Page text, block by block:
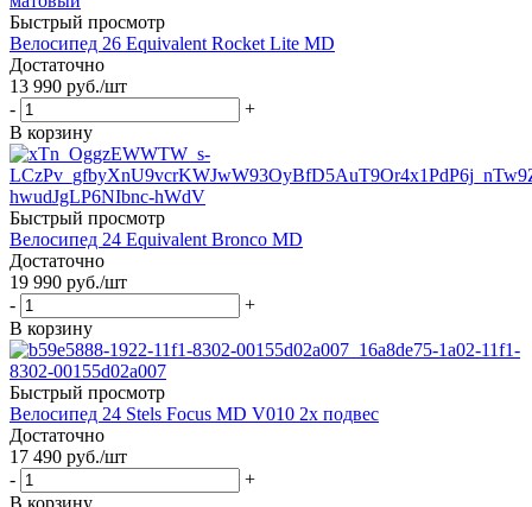
Быстрый просмотр
Велосипед 26 Equivalent Rocket Lite MD
Достаточно
13 990 руб./шт
-
+
В корзину
Быстрый просмотр
Велосипед 24 Equivalent Bronco MD
Достаточно
19 990 руб./шт
-
+
В корзину
Быстрый просмотр
Велосипед 24 Stels Focus MD V010 2х подвес
Достаточно
17 490 руб./шт
-
+
В корзину